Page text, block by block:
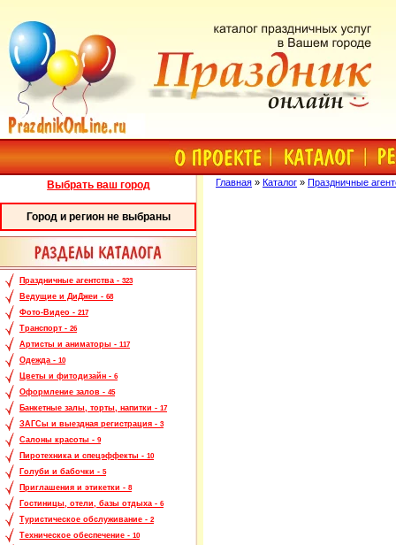
Выбрать ваш город
Город и регион не выбраны
Праздничные агентства - 323
Ведущие и ДиДжеи - 68
Фото-Видео - 217
Транспорт - 26
Артисты и аниматоры - 117
Одежда - 10
Цветы и фитодизайн - 6
Оформление залов - 45
Банкетные залы, торты, напитки - 17
ЗАГСы и выездная регистрация - 3
Салоны красоты - 9
Пиротехника и спецэффекты - 10
Голуби и бабочки - 5
Приглашения и этикетки - 8
Гостиницы, отели, базы отдыха - 6
Туристическое обслуживание - 2
Техническое обеспечение - 10
Главная » Каталог » Праздничные